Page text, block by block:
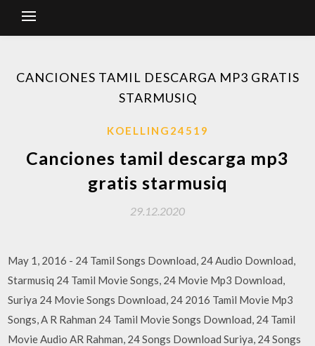
CANCIONES TAMIL DESCARGA MP3 GRATIS
STARMUSIQ
KOELLING24519
Canciones tamil descarga mp3
gratis starmusiq
29.12.2020
May 1, 2016 - 24 Tamil Songs Download, 24 Audio Download,
Starmusiq 24 Tamil Movie Songs, 24 Movie Mp3 Download,
Suriya 24 Movie Songs Download, 24 2016 Tamil Movie Mp3
Songs, A R Rahman 24 Tamil Movie Songs Download, 24 Tamil
Movie Audio AR Rahman, 24 Songs Download Suriya, 24 Songs